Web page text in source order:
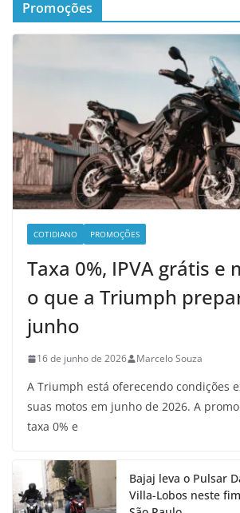
Promoções
COTIDIANO PROMOÇÕES
Taxa 0%, IPVA grátis e
o que a Triumph
junho
16 de junho de 2026 Marcelo Souza
A Triumph está oferecendo condições
suas motos em junho de 2026. A
taxa 0% e
Bajaj leva o Pulsar
Villa-Lobos neste